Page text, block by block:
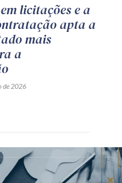
licitações e a
apta a
mais
a
de 2026